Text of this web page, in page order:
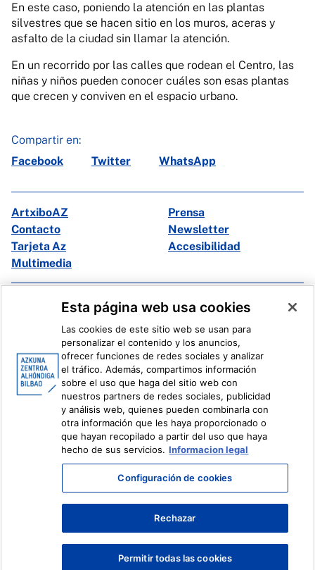
En este caso, poniendo la atención en las plantas
silvestres que se hacen sitio en los muros, aceras y
asfalto de la ciudad sin llamar la atención.
En un recorrido por las calles que rodean el Centro, las
niñas y niños pueden conocer cuáles son esas plantas
que crecen y conviven en el espacio urbano.
Compartir en:
Facebook
Twitter WhatsApp
ArtxiboAZ
Prensa
Contacto
Newsletter
Tarjeta Az
Accesibilidad
Multimedia
Facebook
X
Ivoox
Información legal Sistema Interno de Información
Esta página web usa cookies
Las cookies de este sitio web se usan para
personalizar el contenido y los anuncios,
ofrecer funciones de redes sociales y analizar
el tráfico. Además, compartimos información
sobre el uso que haga del sitio web con
nuestros partners de redes sociales, publicidad
y análisis web, quienes pueden combinarla con
otra información que les haya proporcionado o
que hayan recopilado a partir del uso que haya
hecho de sus servicios. Informacion legal
Configuración de cookies
Rechazar
Permitir todas las cookies